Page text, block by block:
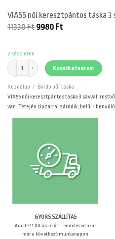
VIA55 női keresztpántos táska 3
11330Ft Original
9980 FtCurrent
2 készleten
VIA55 női keresztpántos táska 3 sávval, rostbőr,
Kosárba teszem
Kezdőlap / Bordó bőr táska
VIA55 női keresztpántos táska 3 sávval,
van. Tetején cipzárral záródik, belül 1
GYORS SZÁLLÍTÁS
Add le 11:00 óra előtt rendelésed akár
már a következő munkanapon